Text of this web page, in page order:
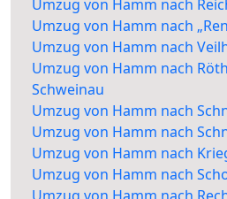
Umzug von Hamm nach
Umzug von Hamm nach
Umzug von Hamm nach
Umzug von Hamm nach
Schweinau
Umzug von Hamm nach
Umzug von Hamm nach
Umzug von Hamm nach
Umzug von Hamm nach